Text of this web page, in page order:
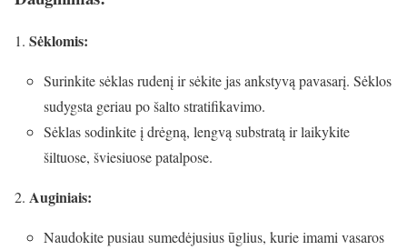
Sėklomis:
Surinkite sėklas rudenį ir sėkite jas ankstyvą pavasarį. Sėklos
sudygsta geriau po šalto stratifikavimo.
Sėklas sodinkite į drėgną, lengvą substratą ir laikykite
šiltuose, šviesiuose patalpose.
Auginiais:
Naudokite pusiau sumedėjusius ūglius, kurie imami vasaros